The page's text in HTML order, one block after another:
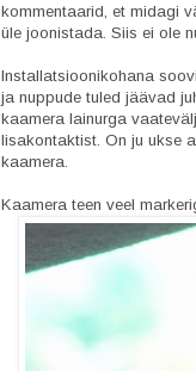
kommentaarid, et midagi
üle joonistada. Siis ei ole
Installatsioonikohana
ja nuppude tuled jäävad
kaamera lainurga
lisakontaktist. On ju ukse
kaamera.
Kaamera teen veel